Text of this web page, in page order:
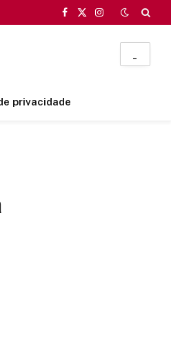
Facebook
X
Instagram
privacidade